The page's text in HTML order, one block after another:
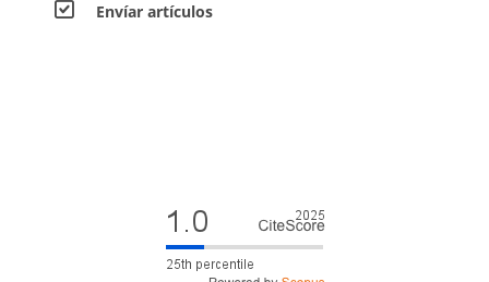
Envíar artículos